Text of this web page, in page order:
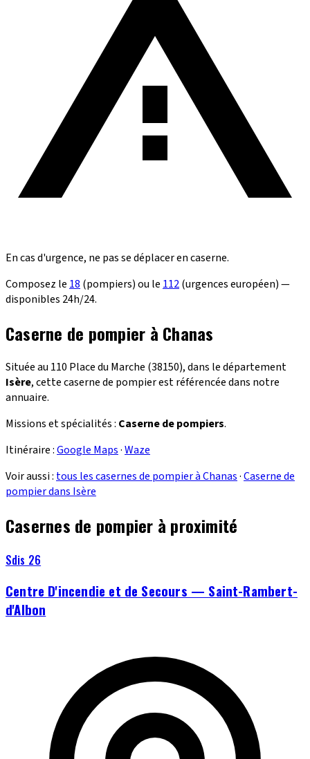
En cas d'urgence, ne pas se déplacer en caserne.
Composez le 18 (pompiers) ou le 112(urgences européen) —
disponibles 24h/24.
Caserne de pompier à Chanas
Située au 110 Place du Marche (38150), dans le département
Isère, cette caserne de pompier est référencée dans notre
annuaire.
Missions et spécialités : Caserne de pompiers.
Itinéraire :Google Maps·Waze
Voir aussi : tous les casernes de pompier à Chanas·Caserne de
pompier dans Isère
Casernes de pompier à proximité
Sdis 26
Centre D'incendie et de Secours — Saint-Rambert-
d'Albon